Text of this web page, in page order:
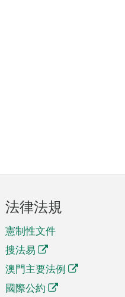
法律法規
憲制性文件
搜法易
澳門主要法例
國際公約